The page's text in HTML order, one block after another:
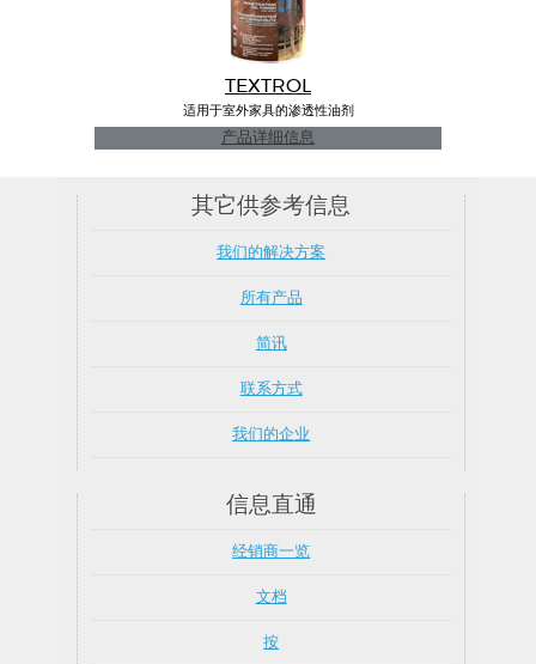
TEXTROL
适用于室外家具的渗透性油剂
产品详细信息
其它供参考信息
我们的解决方案
所有产品
简讯
联系方式
我们的企业
信息直通
经销商一览
文档
按